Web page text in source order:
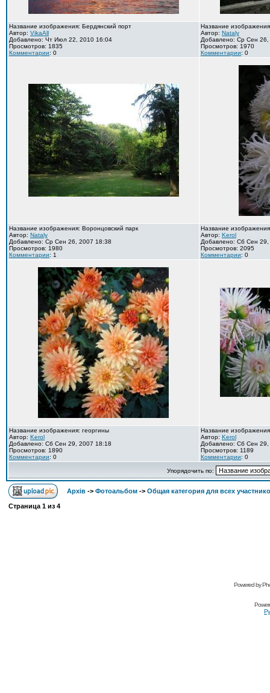
Название изображения: Бердянский порт
Автор: VikaAll
Добавлено: Чт Июл 22, 2010 16:04
Просмотров: 1835
Комментарии: 0
Название
Автор: Nataly
Добавлено: Ср Сен
Просмотров: 1970
Комментарии: 0
Название изображения: Воронцовский парк
Автор: Nataly
Добавлено: Ср Сен 26, 2007 18:38
Просмотров: 1980
Комментарии: 1
Название
Автор: Kerol
Добавлено: Сб Сен
Просмотров: 2095
Комментарии: 0
Название изображения: георгины
Автор: Kerol
Добавлено: Сб Сен 29, 2007 18:18
Просмотров: 1890
Комментарии: 0
Название
Автор: Kerol
Добавлено: Сб Сен
Просмотров: 1189
Комментарии: 0
Упорядочить по:
Архів -> Фотоальбом -> Общая категория для всех
Страница 1 из 4
Powered by